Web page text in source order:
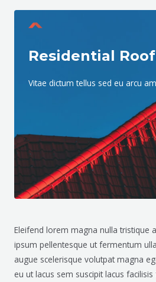
Residential
Vitae dictum tellus sed eu arcu
Eleifend lorem magna nulla tristique
ipsum pellentesque ut fermentum
augue scelerisque volutpat magna
eu ut lacus sem suscipit lacus